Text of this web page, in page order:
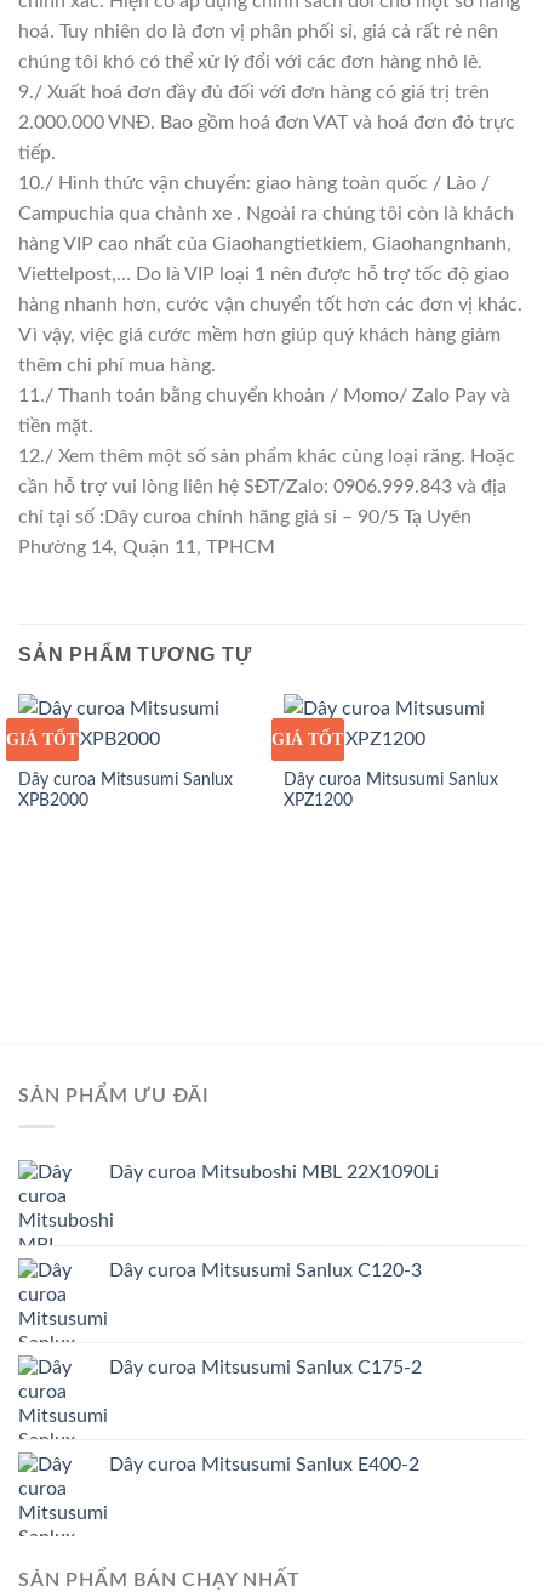
hoá. Tuy nhiên do là đơn vị phân phối sỉ, giá cả rất rẻ nên
chúng tôi khó có thể xử lý đổi với các đơn hàng nhỏ lẻ.
9./ Xuất hoá đơn đầy đủ đối với đơn hàng có giá trị trên
2.000.000 VNĐ. Bao gồm hoá đơn VAT và hoá đơn đỏ trực
tiếp.
10./ Hình thức vận chuyển: giao hàng toàn quốc / Lào /
Campuchia qua chành xe . Ngoài ra chúng tôi còn là khách
hàng VIP cao nhất của Giaohangtietkiem, Giaohangnhanh,
Viettelpost,… Do là VIP loại 1 nên được hỗ trợ tốc độ giao
hàng nhanh hơn, cước vận chuyển tốt hơn các đơn vị khác.
Vì vậy, việc giá cước mềm hơn giúp quý khách hàng giảm
thêm chi phí mua hàng.
11./ Thanh toán bằng chuyển khoản / Momo/ Zalo Pay và
tiền mặt.
12./ Xem thêm một số sản phẩm khác cùng loại răng. Hoặc
cần hỗ trợ vui lòng liên hệ SĐT/Zalo: 0906.999.843 và địa
chỉ tại số :Dây curoa chính hãng giá sỉ – 90/5 Tạ Uyên
Phường 14, Quận 11, TPHCM
SẢN PHẨM TƯƠNG TỰ
GIÁ SỈ
GIÁ TỐT
Dây curoa Mitsusumi Sanlux
XPB2000
GIÁ SỈ
GIÁ TỐT
Dây curoa Mitsusumi Sanlux
XPZ1200
SẢN PHẨM ƯU ĐÃI
Dây curoa Mitsuboshi MBL 22X1090Li
Dây curoa Mitsusumi Sanlux C120-3
Dây curoa Mitsusumi Sanlux C175-2
Dây curoa Mitsusumi Sanlux E400-2
SẢN PHẨM BÁN CHẠY NHẤT